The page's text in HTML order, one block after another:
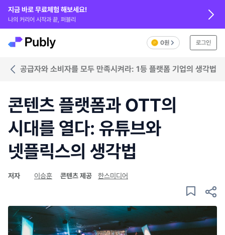
지금 바로 무료체험 해보세요!
나의 커리어 시작과 끝, 퍼블리
0원 로그인
공급자와 소비자를 모두 만족시켜라: 1등 플랫폼 기업의 생각법
콘텐츠 플랫폼과 OTT의
시대를 열다: 유튜브와
넷플릭스의 생각법
저자 이승훈 콘텐츠 제공 한스미디어